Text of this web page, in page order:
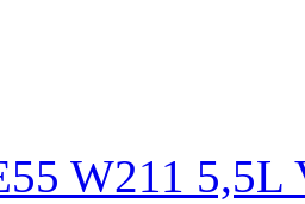
W211 5,5L